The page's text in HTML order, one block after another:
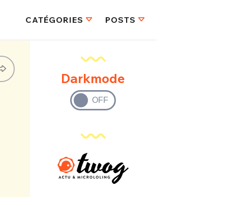
CATÉGORIES POSTS
Darkmode